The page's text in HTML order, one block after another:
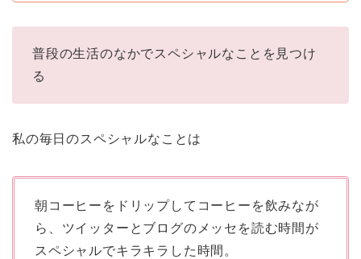
普段の生活のなかでスペシャルなことを見つけ
る
私の毎日のスペシャルなことは
朝コーヒーをドリップしてコーヒーを飲みなが
ら、ツイッターとブログのメッセを読む時間が
スペシャルでキラキラした時間。